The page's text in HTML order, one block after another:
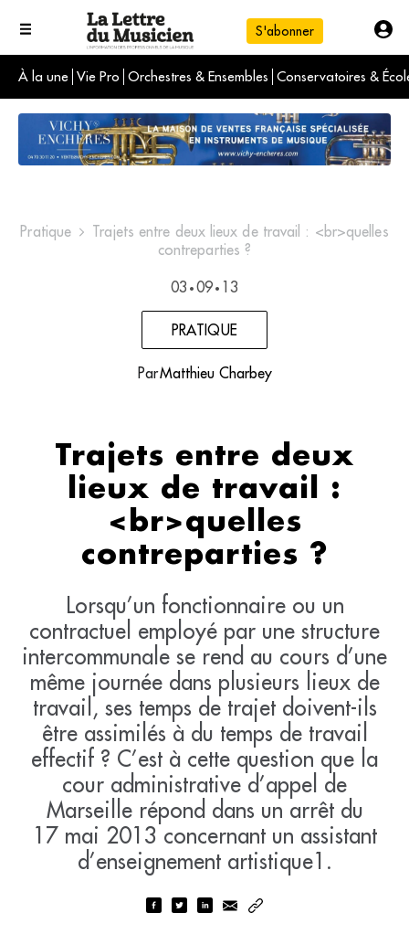
S'abonner
À la une Vie Pro Orchestres & Ensembles Conservatoires &
L'info du jour
Le numéro du mois
International
Pratique
Trajets entre deux lieux de travail : <br>quelles
contreparties ?
03 • 09 • 13
PRATIQUE
ParMatthieu Charbey
Trajets entre deux
lieux de travail :
<br>quelles
contreparties ?
Lorsqu’un fonctionnaire ou un
contractuel employé par une structure
intercommunale se rend au cours d’une
même journée dans plusieurs lieux de
travail, ses temps de trajet doivent-ils
être assimilés à du temps de travail
effectif ? C’est à cette question que la
cour administrative d’appel de
Marseille répond dans un arrêt du
17 mai 2013 concernant un assistant
d’enseignement artistique1.